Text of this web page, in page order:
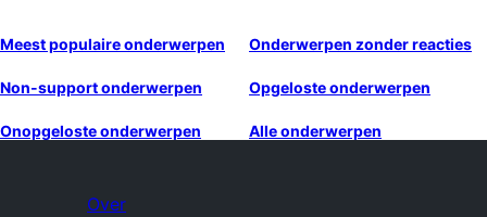
Meest populaire onderwerpen Onderwerpen zonder reacties
Non-support onderwerpen Opgeloste onderwerpen
Onopgeloste onderwerpen Alle onderwerpen
Over